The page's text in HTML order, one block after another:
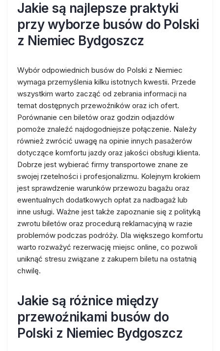
Jakie są najlepsze praktyki
przy wyborze busów do Polski
z Niemiec Bydgoszcz
Wybór odpowiednich busów do Polski z Niemiec
wymaga przemyślenia kilku istotnych kwestii. Przede
wszystkim warto zacząć od zebrania informacji na
temat dostępnych przewoźników oraz ich ofert.
Porównanie cen biletów oraz godzin odjazdów
pomoże znaleźć najdogodniejsze połączenie. Należy
również zwrócić uwagę na opinie innych pasażerów
dotyczące komfortu jazdy oraz jakości obsługi klienta.
Dobrze jest wybierać firmy transportowe znane ze
swojej rzetelności i profesjonalizmu. Kolejnym krokiem
jest sprawdzenie warunków przewozu bagażu oraz
ewentualnych dodatkowych opłat za nadbagaż lub
inne usługi. Ważne jest także zapoznanie się z polityką
zwrotu biletów oraz procedurą reklamacyjną w razie
problemów podczas podróży. Dla większego komfortu
warto rozważyć rezerwację miejsc online, co pozwoli
uniknąć stresu związane z zakupem biletu na ostatnią
chwilę.
Jakie są różnice między
przewoźnikami busów do
Polski z Niemiec Bydgoszcz